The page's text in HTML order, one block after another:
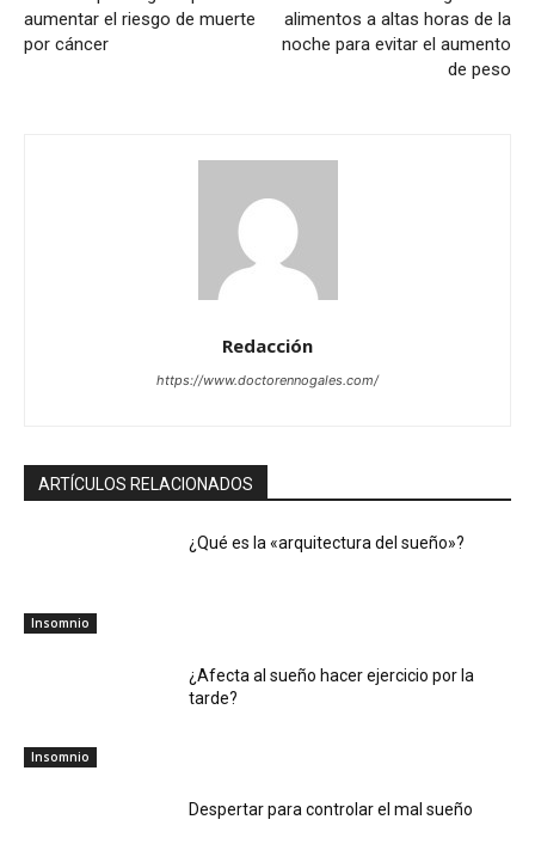
aumentar el riesgo de muerte
por cáncer
alimentos a altas horas de la
noche para evitar el aumento
de peso
Redacción
https://www.doctorennogales.com/
ARTÍCULOS RELACIONADOS
Insomnio
¿Qué es la «arquitectura del sueño»?
Insomnio
¿Afecta al sueño hacer ejercicio por la
tarde?
Despertar para controlar el mal sueño